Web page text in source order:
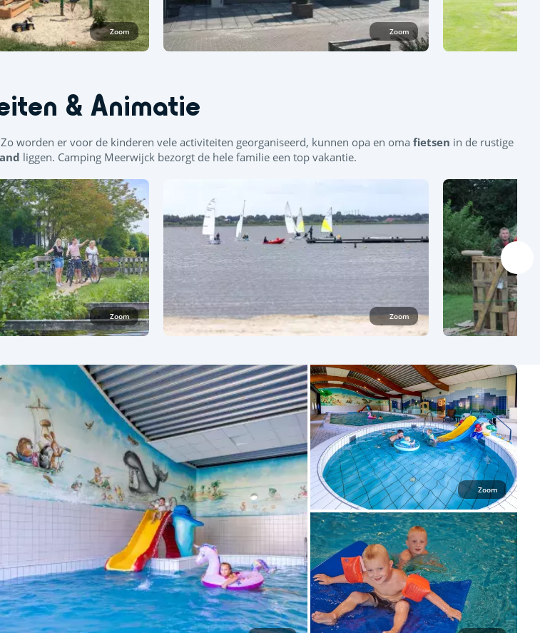
Zoom Zoom
& Animatie
worden er voor de kinderen vele activiteiten georganiseerd, kunnen opa en oma fietsen in de rustige
liggen. Camping Meerwijck bezorgt de hele familie een top vakantie.
Zoom Zoom
Zoom